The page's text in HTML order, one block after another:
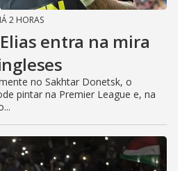
2 HORAS
entra na mira
no Sakhtar Donetsk, o
pintar na Premier League e, na